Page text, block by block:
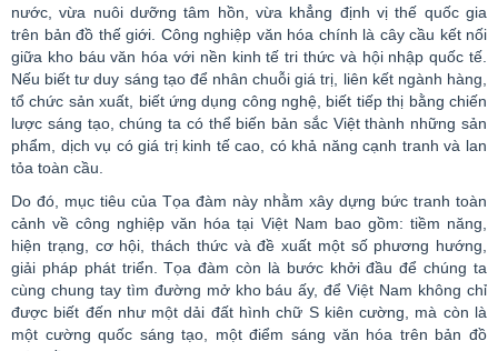
nước, vừa nuôi dưỡng tâm hồn, vừa khẳng định vị thế quốc gia
trên bản đồ thế giới. Công nghiệp văn hóa chính là cây cầu kết nối
giữa kho báu văn hóa với nền kinh tế tri thức và hội nhập quốc tế.
Nếu biết tư duy sáng tạo để nhân chuỗi giá trị, liên kết ngành hàng,
tổ chức sản xuất, biết ứng dụng công nghệ, biết tiếp thị bằng chiến
lược sáng tạo, chúng ta có thể biến bản sắc Việt thành những sản
phẩm, dịch vụ có giá trị kinh tế cao, có khả năng cạnh tranh và lan
tỏa toàn cầu.
Do đó, mục tiêu của Tọa đàm này nhằm xây dựng bức tranh toàn
cảnh về công nghiệp văn hóa tại Việt Nam bao gồm: tiềm năng,
hiện trạng, cơ hội, thách thức và đề xuất một số phương hướng,
giải pháp phát triển. Tọa đàm còn là bước khởi đầu để chúng ta
cùng chung tay tìm đường mở kho báu ấy, để Việt Nam không chỉ
được biết đến như một dải đất hình chữ S kiên cường, mà còn là
một cường quốc sáng tạo, một điểm sáng văn hóa trên bản đồ